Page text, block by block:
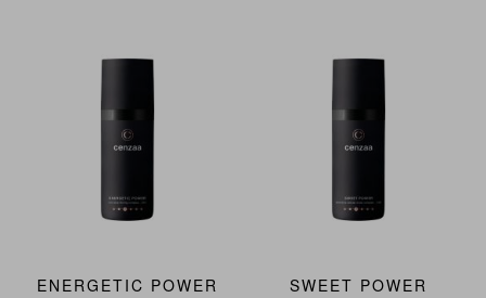
ENERGETIC POWER SWEET POWER